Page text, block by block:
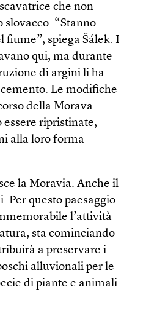
che non
slovacco. “Stanno
fiume”, spiega Šálek. I
qui, ma durante
di argini li ha
Le modifiche
della Morava.
essere ripristinate,
alla loro forma
la Moravia. Anche il
Per questo paesaggio
l’attività
sta cominciando
a preservare i
alluvionali per le
di piante e animali